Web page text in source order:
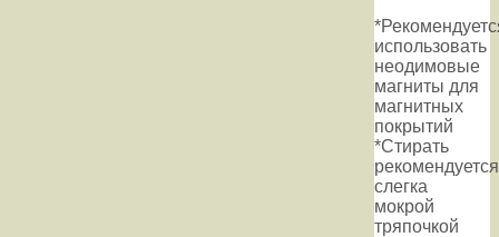
использовать
неодимовые
магниты для
магнитных
покрытий
*Стирать
рекомендуется
слегка
мокрой
тряпочкой